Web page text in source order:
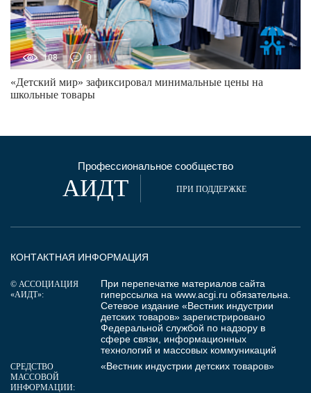
108 0
«Детский мир» зафиксировал минимальные цены на
школьные товары
Профессиональное сообщество
АИДТ ПРИ ПОДДЕРЖКЕ
КОНТАКТНАЯ ИНФОРМАЦИЯ
© АССОЦИАЦИЯ
«АИДТ»:
При перепечатке материалов сайта
гиперссылка на www.acgi.ru обязательна.
Сетевое издание «Вестник индустрии
детских товаров» зарегистрировано
Федеральной службой по надзору в
сфере связи, информационных
технологий и массовых коммуникаций
СРЕДСТВО
МАССОВОЙ
ИНФОРМАЦИИ:
«Вестник индустрии детских товаров»